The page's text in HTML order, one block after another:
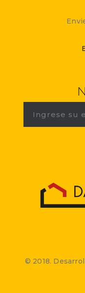
© 2018.